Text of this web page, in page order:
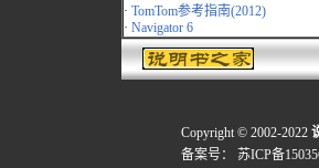
· TomTom参考指南(2012)
· Navigator 6
Copyright © 2002-2022
备案号：
苏ICP备